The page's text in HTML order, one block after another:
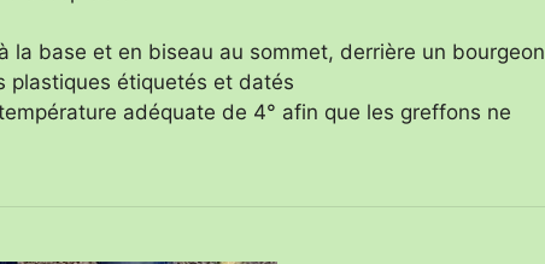
la base et en biseau au sommet, derrière un bourgeon
plastiques étiquetés et datés
adéquate de 4° afin que les greffons ne